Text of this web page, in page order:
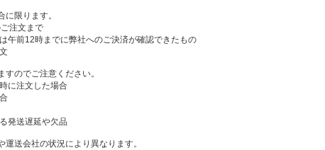
限ります。
注文まで
午前12時までに弊社へのご決済が確認できたもの
のでご注意ください。
に注文した場合
発送遅延や欠品
送会社の状況により異なります。